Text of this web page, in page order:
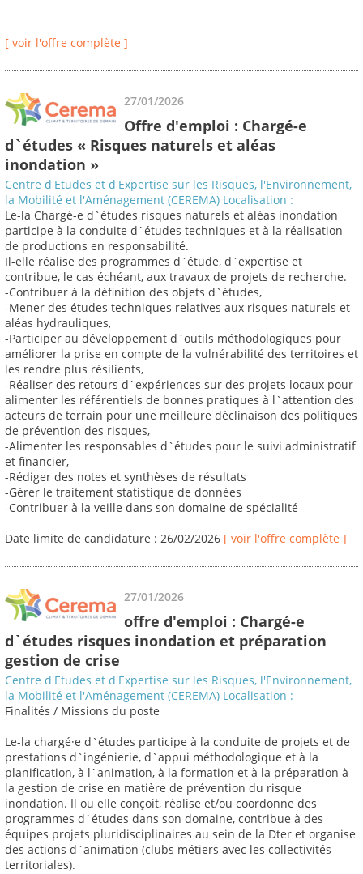
[ voir l'offre complète ]
27/01/2026
Offre d'emploi : Chargé-e
d`études « Risques naturels et aléas
inondation »
Centre d'Etudes et d'Expertise sur les Risques, l'Environnement,
la Mobilité et l'Aménagement (CEREMA) Localisation :
Le-la Chargé-e d`études risques naturels et aléas inondation
participe à la conduite d`études techniques et à la réalisation
de productions en responsabilité.
Il-elle réalise des programmes d`étude, d`expertise et
contribue, le cas échéant, aux travaux de projets de recherche.
-Contribuer à la définition des objets d`études,
-Mener des études techniques relatives aux risques naturels et
aléas hydrauliques,
-Participer au développement d`outils méthodologiques pour
améliorer la prise en compte de la vulnérabilité des territoires et
les rendre plus résilients,
-Réaliser des retours d`expériences sur des projets locaux pour
alimenter les référentiels de bonnes pratiques à l`attention des
acteurs de terrain pour une meilleure déclinaison des politiques
de prévention des risques,
-Alimenter les responsables d`études pour le suivi administratif
et financier,
-Rédiger des notes et synthèses de résultats
-Gérer le traitement statistique de données
-Contribuer à la veille dans son domaine de spécialité
Date limite de candidature : 26/02/2026 [ voir l'offre complète ]
27/01/2026
offre d'emploi : Chargé-e
d`études risques inondation et préparation
gestion de crise
Centre d'Etudes et d'Expertise sur les Risques, l'Environnement,
la Mobilité et l'Aménagement (CEREMA) Localisation :
Finalités / Missions du poste
Le-la chargé·e d`études participe à la conduite de projets et de
prestations d`ingénierie, d`appui méthodologique et à la
planification, à l`animation, à la formation et à la préparation à
la gestion de crise en matière de prévention du risque
inondation. Il ou elle conçoit, réalise et/ou coordonne des
programmes d`études dans son domaine, contribue à des
équipes projets pluridisciplinaires au sein de la Dter et organise
des actions d`animation (clubs métiers avec les collectivités
territoriales).